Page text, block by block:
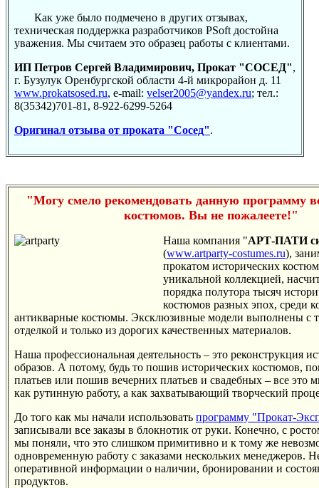
Как уже было подмечено в других отзывах,
техническая поддержка разработчиков PSoft достойна
уважения. Мы считаем это образец работы с клиентами.
ИП Петров Сергей Владимирович, Прокат "СОСЕД",
г. Бузулук Оренбургской области 4-й микрорайон д. 11
www.prokatsosed.ru, e-mail: velser2005@yandex.ru; тел.:
8(35342)701-81, 8-922-6299-5264
Оригинал отзыва от проката "Сосед".
"Могу смело рекомендовать данную программу
костюмов. Вы не пожалеете!"
Наша компания "АРТ-ПАТИ
(www.artparty-costumes.ru),
прокатом исторических
уникальной коллекцией,
порядка полутора тысяч
костюмов разных эпох, среди
антикварные костюмы. Эксклюзивные модели выполнены с
отделкой и только из дорогих качественных материалов.
Наша профессиональная деятельность – это реконструкция
образов. А потому, будь то пошив исторических костюмов,
платьев или пошив вечерних платьев и свадебных – все это
как рутинную работу, а как захватывающий творческий
До того как мы начали использовать программу "Прокат-
записывали все заказы в блокнотик от руки. Конечно, с
мы поняли, что это слишком примитивно и к тому же
одновременную работу с заказами нескольких менеджеров.
оперативной информации о наличии, бронировании и
продуктов.